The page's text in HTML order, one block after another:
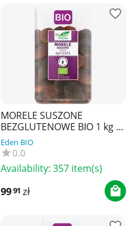
MORELE SUSZONE
BEZGLUTENOWE BIO 1 kg -
BIO PLANET
Eden BIO
0.0
Availability: 357 item(s)
9991 zł